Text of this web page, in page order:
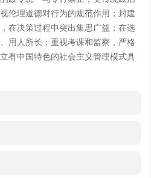
伦理道德对行为的规范作用；封建
在决策过程中突出集思广益；在选
用人所长；重视考课和监察，严格
有中国特色的社会主义管理模式具